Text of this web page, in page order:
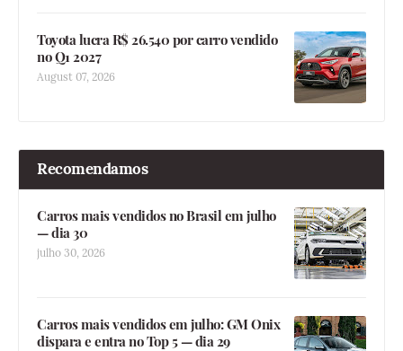
Toyota lucra R$ 26.540 por carro vendido
no Q1 2027
August 07, 2026
Recomendamos
Carros mais vendidos no Brasil em julho
— dia 30
julho 30, 2026
Carros mais vendidos em julho: GM Onix
dispara e entra no Top 5 — dia 29